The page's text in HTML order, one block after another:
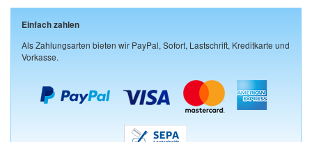
Einfach zahlen
Als Zahlungsarten bieten wir PayPal, Sofort, Lastschrift, Kreditkarte und
Vorkasse.